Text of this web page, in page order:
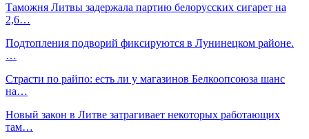
Таможня Литвы задержала партию белорусских сигарет на
2,6…
Подтопления подворий фиксируются в Лунинецком районе.
…
Страсти по райпо: есть ли у магазинов Белкоопсоюза шанс
на…
Новый закон в Литве затрагивает некоторых работающих
там…